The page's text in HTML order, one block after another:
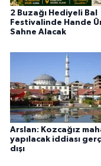
2 Buzağı Hediyeli Bal
Festivalinde Hande
Sahne Alacak
Arslan: Kozcağız
yapılacak iddiası
dışı